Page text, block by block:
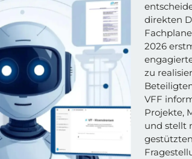
direkten
2026
zu
VFF
Projekte,
und stellt